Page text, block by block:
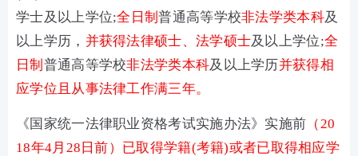
学士及以上学位;全日制普通高等学校非法学类本科及
以上学历， 并获得法律硕士、法学硕士及以上学位;全
日制 普通高等学校非法学类本科及以上学历并获得相
应学位且从事法律工作满三年。
《国家统一法律职业资格考试实施办法》实施前 （20
18年4月28日前）已取得学籍(考籍)或者已取得相应学